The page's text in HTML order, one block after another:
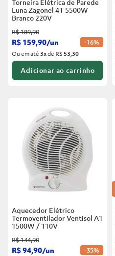
Torneira Elétrica de Parede
Luna Zagonel 4T 5500W
Branco 220V
R$189,90
R$ 159,90/un -16%
Ou em até3xde R$ 53,30
Adicionar ao carrinho
Aquecedor Elétrico
Termoventilador Ventisol A1
1500W / 110V
R$144,90
R$94,90/un -35%